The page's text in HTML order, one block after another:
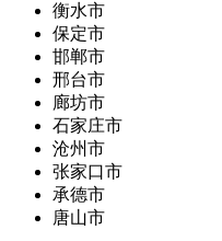
衡水市
保定市
邯郸市
邢台市
廊坊市
石家庄市
沧州市
张家口市
承德市
唐山市